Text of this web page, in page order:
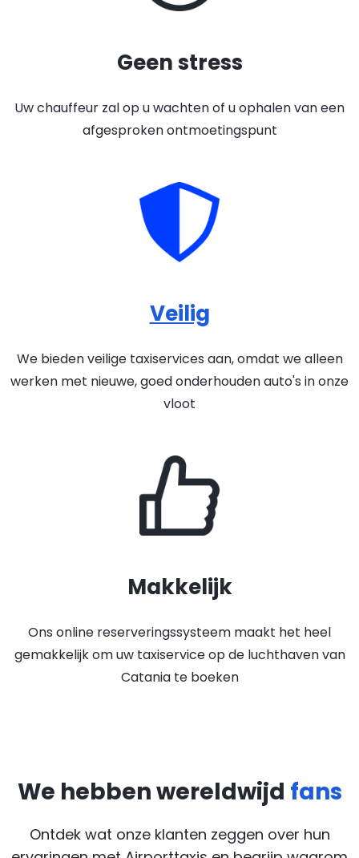
Geen stress
Uw chauffeur zal op u wachten of u ophalen van een
afgesproken ontmoetingspunt
Veilig
We bieden veilige taxiservices aan, omdat we alleen
werken met nieuwe, goed onderhouden auto's in onze
vloot
Makkelijk
Ons online reserveringssysteem maakt het heel
gemakkelijk om uw taxiservice op de luchthaven van
Catania te boeken
We hebben wereldwijd fans
Ontdek wat onze klanten zeggen over hun